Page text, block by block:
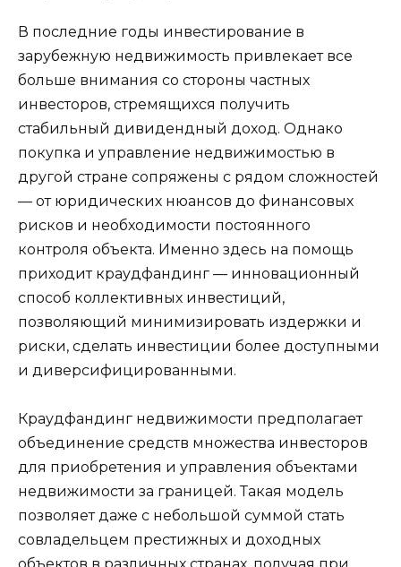
В последние годы инвестирование в
зарубежную недвижимость привлекает все
больше внимания со стороны частных
инвесторов, стремящихся получить
стабильный дивидендный доход. Однако
покупка и управление недвижимостью в
другой стране сопряжены с рядом сложностей
— от юридических нюансов до финансовых
рисков и необходимости постоянного
контроля объекта. Именно здесь на помощь
приходит краудфандинг — инновационный
способ коллективных инвестиций,
позволяющий минимизировать издержки и
риски, сделать инвестиции более доступными
и диверсифицированными.
Краудфандинг недвижимости предполагает
объединение средств множества инвесторов
для приобретения и управления объектами
недвижимости за границей. Такая модель
позволяет даже с небольшой суммой стать
совладельцем престижных и доходных